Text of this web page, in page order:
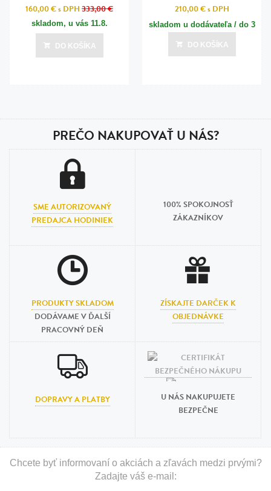
160,00 €s DPH 333,00 €
skladom, u vás 11.8.
DO KOŠÍKA
210,00 €s DPH
skladom u dodávateľa / do 3
Posledná aktualizácia dnes o 13:00
DO KOŠÍKA
PREČO NAKUPOVAŤ U NÁS?
SME AUTORIZOVANÝ
PREDAJCA HODINIEK
100% SPOKOJNOSŤ
ZÁKAZNÍKOV
PRODUKTY SKLADOM
DODÁVAME V ĎALŠÍ
PRACOVNÝ DEŇ
ZÍSKAJTE DARČEK K
OBJEDNÁVKE
DOPRAVY A PLATBY
U NÁS NAKUPUJETE
BEZPEČNE
Chcete byť informovaní o akciách a zľavách medzi prvými?
Zadajte váš e-mail: